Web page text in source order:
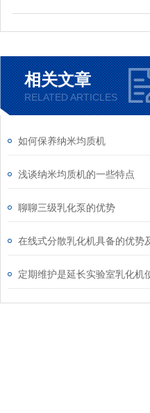
相关文章
RELATED ARTICLES
如何保养纳米均质机
浅谈纳米均质机的一些特点
聊聊三级乳化泵的优势